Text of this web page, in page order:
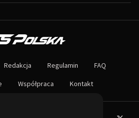
for Speed w Polsce! Znajdziesz u nas
naszej społeczności! Czekamy na ciebie!
Redakcja Regulamin FAQ
Współpraca Kontakt